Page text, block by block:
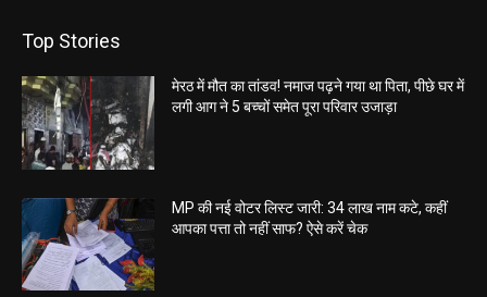
Top Stories
मेरठ में मौत का तांडव! नमाज पढ़ने गया था पिता, पीछे घर में
लगी आग ने 5 बच्चों समेत पूरा परिवार उजाड़ा
MP की नई वोटर लिस्ट जारी: 34 लाख नाम कटे, कहीं
आपका पत्ता तो नहीं साफ? ऐसे करें चेक